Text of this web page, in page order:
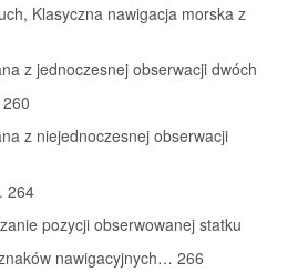
Klasyczna nawigacja morska z
z jednoczesnej obserwacji dwóch
z niejednoczesnej obserwacji
264
pozycji obserwowanej statku
nawigacyjnych… 266